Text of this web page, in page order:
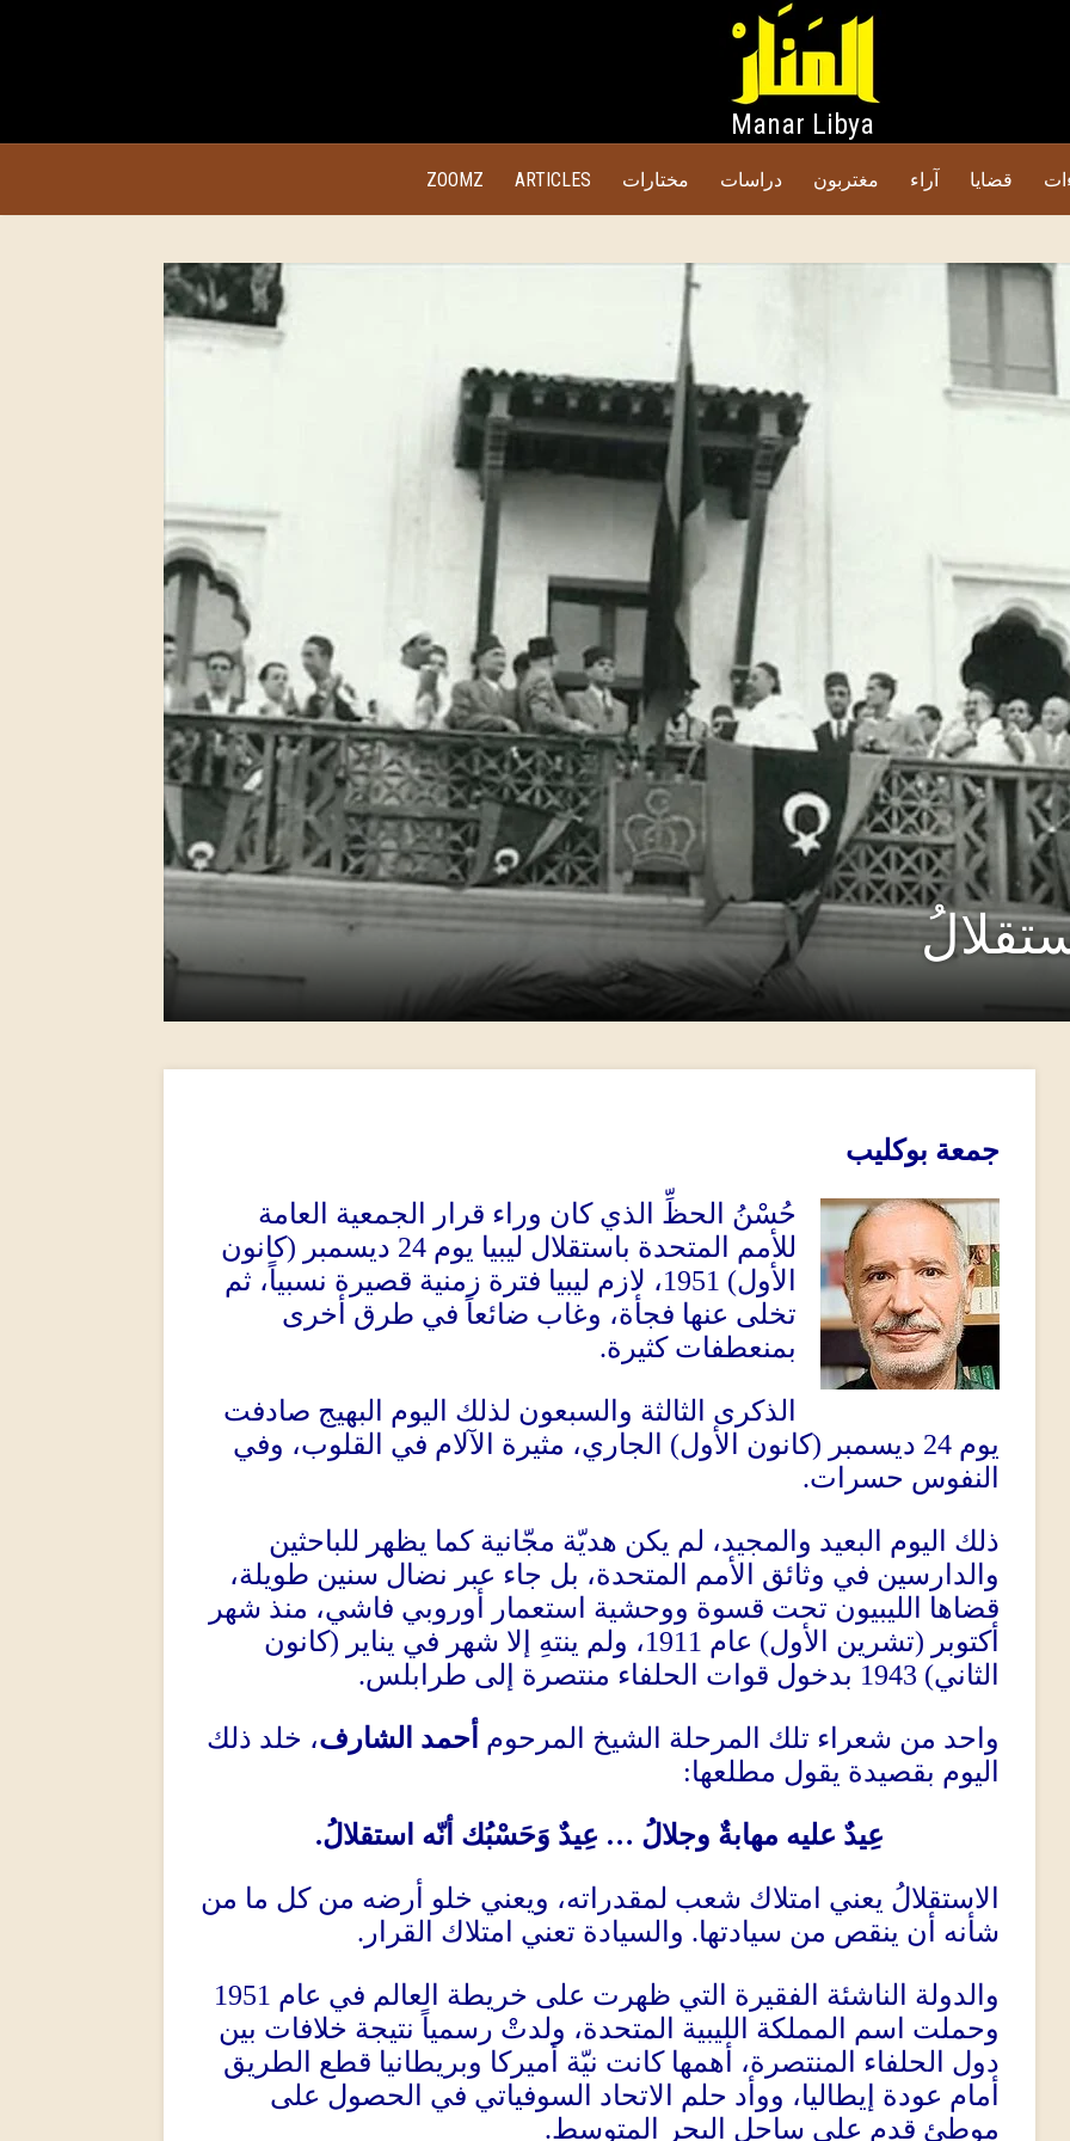
Manar Libya
قضايا آراء مغتربون دراسات مختارات ARTICLES
ZOOMZ
جمعة بوكليب
حُسْنُ الحظِّ الذي كان وراء قرار الجمعية العامة
للأمم المتحدة باستقلال ليبيا يوم 24 ديسمبر (كانون
الأول) 1951
، لازم ليبيا فترة زمنية قصيرة نسبياً، ثم
تخلى عنها فجأة، وغاب ضائعاً في طرق أخرى
بمنعطفات كثيرة.
الذكرى الثالثة والسبعون لذلك اليوم البهيج صادفت
يوم 24 ديسمبر (كانون الأول)
الجاري، مثيرة الآلام في القلوب، وفي
النفوس حسرات.
ذلك اليوم البعيد والمجيد، لم يكن هديّة مجّانية كما يظهر للباحثين
والدارسين في وثائق الأمم المتحدة، بل جاء عبر نضال سنين طويلة،
قضاها الليبيون تحت قسوة ووحشية استعمار أوروبي فاشي، منذ شهر
أكتوبر (تشرين الأول) عام 1911، ولم ينتهِ إلا شهر في يناير (كانون
الثاني) 1943 بدخول قوات الحلفاء منتصرة إلى طرابلس.
واحد من شعراء تلك المرحلة الشيخ المرحوم أحمد الشارف، خلد ذلك
اليوم بقصيدة يقول مطلعها:
عِيدٌ عليه مهابةٌ وجلالُ … عِيدٌ وَحَسْبُك أنّه استقلالُ.
الاستقلالُ يعني امتلاك شعب لمقدراته، ويعني خلو أرضه من كل ما من
شأنه أن ينقص من سيادتها. والسيادة تعني امتلاك القرار .
والدولة الناشئة الفقيرة التي ظهرت على خريطة العالم في عام 1951
وحملت اسم المملكة الليبية المتحدة، ولدتْ رسمياً نتيجة خلافات بين
دول الحلفاء المنتصرة، أهمها كانت نيّة أميركا وبريطانيا قطع الطريق
أمام عودة إيطاليا، ووأد حلم الاتحاد السوفياتي في الحصول على
موطئ قدم على ساحل البحر المتوسط.